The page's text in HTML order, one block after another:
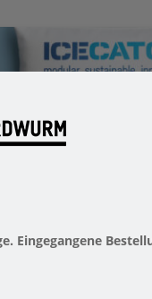
Eingegangene